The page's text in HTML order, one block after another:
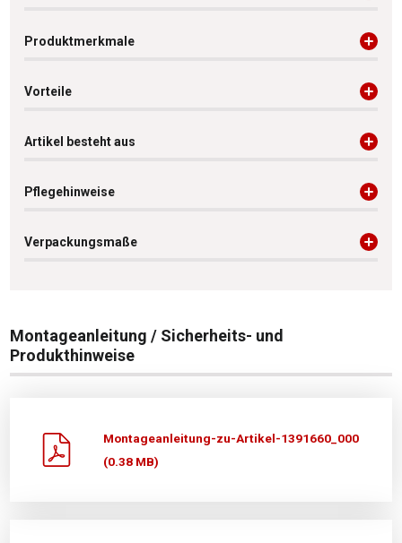
Produktmerkmale
Vorteile
Artikel besteht aus
Pflegehinweise
Verpackungsmaße
Montageanleitung / Sicherheits- und
Produkthinweise
Montageanleitung-zu-Artikel-1391660_000
(0.38 MB)